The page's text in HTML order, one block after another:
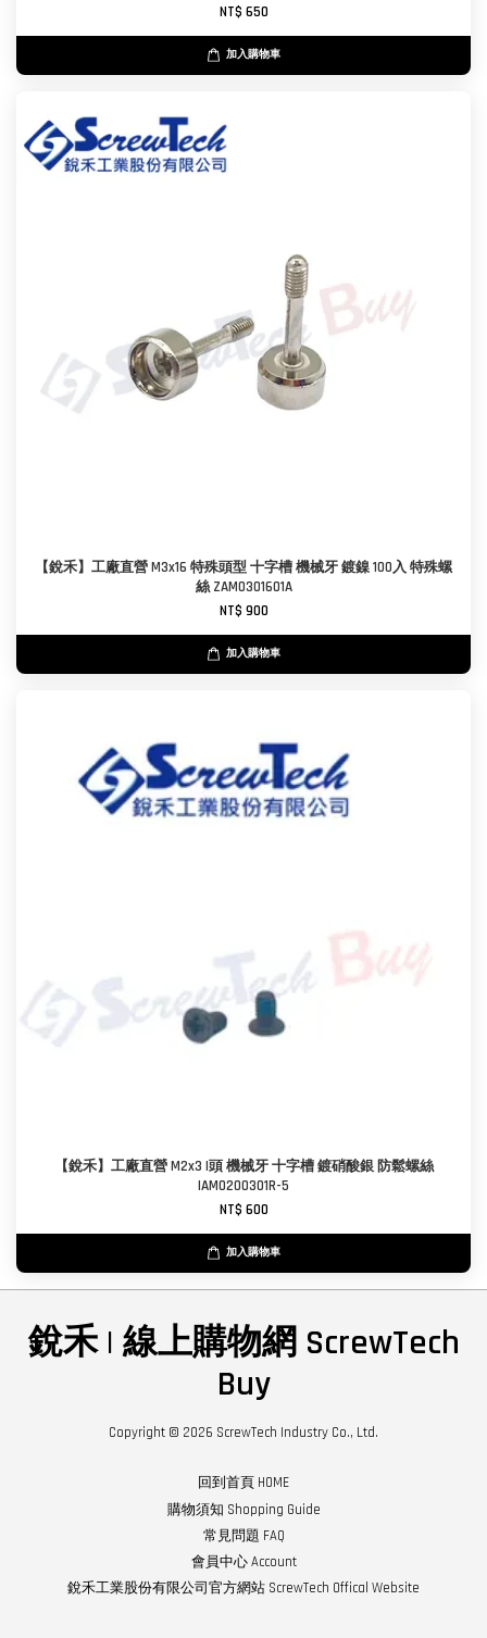
NT$ 650
加入購物車
【銳禾】工廠直營 M3x16 特殊頭型 十字槽 機械牙 鍍鎳 100入 特殊螺
絲 ZAM0301601A
NT$ 900
加入購物車
【銳禾】工廠直營 M2x3 I頭 機械牙 十字槽 鍍硝酸銀 防鬆螺絲
IAM0200301R-5
NT$ 600
加入購物車
銳禾 | 線上購物網 ScrewTech
Buy
Copyright © 2026 ScrewTech Industry Co., Ltd.
回到首頁 HOME
購物須知 Shopping Guide
常見問題 FAQ
會員中心 Account
銳禾工業股份有限公司官方網站 ScrewTech Offical Website